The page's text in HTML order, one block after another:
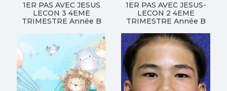
1ER PAS AVEC JESUS
LECON 3 4EME
TRIMESTRE Année B
1ER PAS AVEC JESUS-
LECON 2 4EME
TRIMESTRE Année B